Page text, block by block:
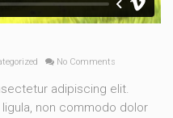
No Comments
adipiscing elit.
non commodo dolor